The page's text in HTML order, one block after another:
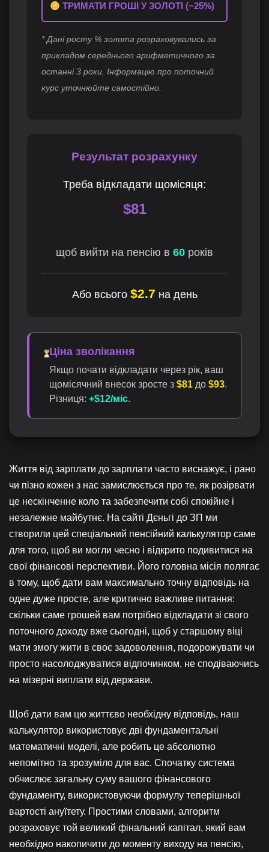
ТРИМАТИ ГРОШІ У ЗОЛОТІ (~25%)
* Дані росту % золота розраховувались за
прикладом середнього арифметичного за
останні 3 роки. Інформацію про поточний
курс уточнюйте самостійно.
Результат розрахунку
Треба відкладати щомісяця:
$81
щоб вийти на пенсію в 60 років
Або всього $2.7 на день
Ціна зволікання
Якщо почати відкладати через рік, ваш
щомісячний внесок зросте з$81 до$93.
Різниця:+$12/міс.
Життя від зарплати до зарплати часто виснажує, і рано
чи пізно кожен з нас замислюється про те, як розірвати
це нескінченне коло та забезпечити собі спокійне і
незалежне майбутнє. На сайті Дєньгі до ЗП ми
створили цей спеціальний пенсійний калькулятор саме
для того, щоб ви могли чесно і відкрито подивитися на
свої фінансові перспективи. Його головна місія полягає
в тому, щоб дати вам максимально точну відповідь на
одне дуже просте, але критично важливе питання:
скільки саме грошей вам потрібно відкладати зі свого
поточного доходу вже сьогодні, щоб у старшому віці
мати змогу жити в своє задоволення, подорожувати чи
просто насолоджуватися відпочинком, не сподіваючись
на мізерні виплати від держави.
Щоб дати вам цю життєво необхідну відповідь, наш
калькулятор використовує дві фундаментальні
математичні моделі, але робить це абсолютно
непомітно та зрозуміло для вас. Спочатку система
обчислює загальну суму вашого фінансового
фундаменту, використовуючи формулу теперішньої
вартості ануїтету. Простими словами, алгоритм
розраховує той великий фінальний капітал, який вам
необхідно накопичити до моменту виходу на пенсію,